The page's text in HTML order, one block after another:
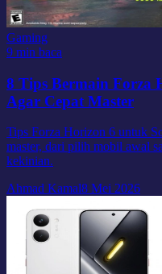
Gaming
9 min baca
8 Tips Bermain Forza
Agar Cepat Master
Tips Forza Horizon 6 untuk
master, dari pilih mobil awal
kekinian.
Ahmad Kamal8 Mei 2026